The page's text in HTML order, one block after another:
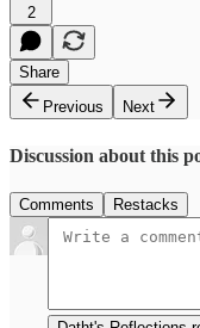
2
Share
Previous
Next
Discussion about this
Comments Restacks